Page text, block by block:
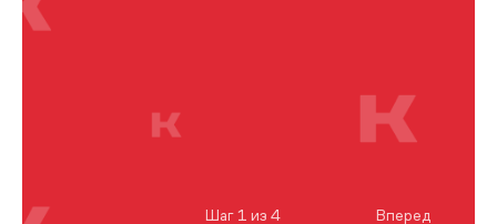
Шаг 1 из 4 Вперед